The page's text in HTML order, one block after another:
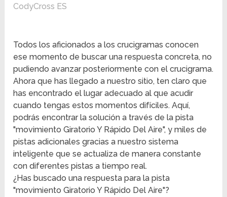
CodyCross ES
Todos los aficionados a los crucigramas conocen
ese momento de buscar una respuesta concreta, no
pudiendo avanzar posteriormente con el crucigrama.
Ahora que has llegado a nuestro sitio, ten claro que
has encontrado el lugar adecuado al que acudir
cuando tengas estos momentos difíciles. Aquí,
podrás encontrar la solución a través de la pista
"movimiento Giratorio Y Rápido Del Aire", y miles de
pistas adicionales gracias a nuestro sistema
inteligente que se actualiza de manera constante
con diferentes pistas a tiempo real.
¿Has buscado una respuesta para la pista
"movimiento Giratorio Y Rápido Del Aire"?